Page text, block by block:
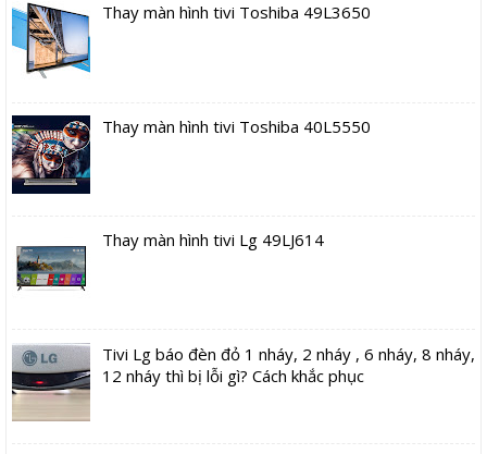
Thay màn hình tivi Toshiba 49L3650
Thay màn hình tivi Toshiba 40L5550
Thay màn hình tivi Lg 49LJ614
Tivi Lg báo đèn đỏ 1 nháy, 2 nháy , 6 nháy, 8 nháy,
12 nháy thì bị lỗi gì? Cách khắc phục